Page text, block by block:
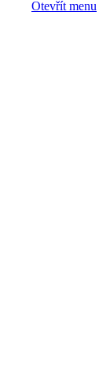
Otevřít menu